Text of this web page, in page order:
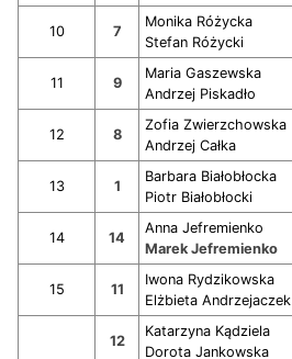
10 7
Monika Różycka
Stefan Różycki
11 9
Maria Gaszewska
Andrzej Piskadło
12 8
Zofia Zwierzchowska
Andrzej Całka
13 1
Barbara Białobłocka
Piotr Białobłocki
14 14
Anna Jefremienko
Marek Jefremienko
15 11
Iwona Rydzikowska
Elżbieta Andrzejaczek
12
Katarzyna Kądziela
Dorota Jankowska